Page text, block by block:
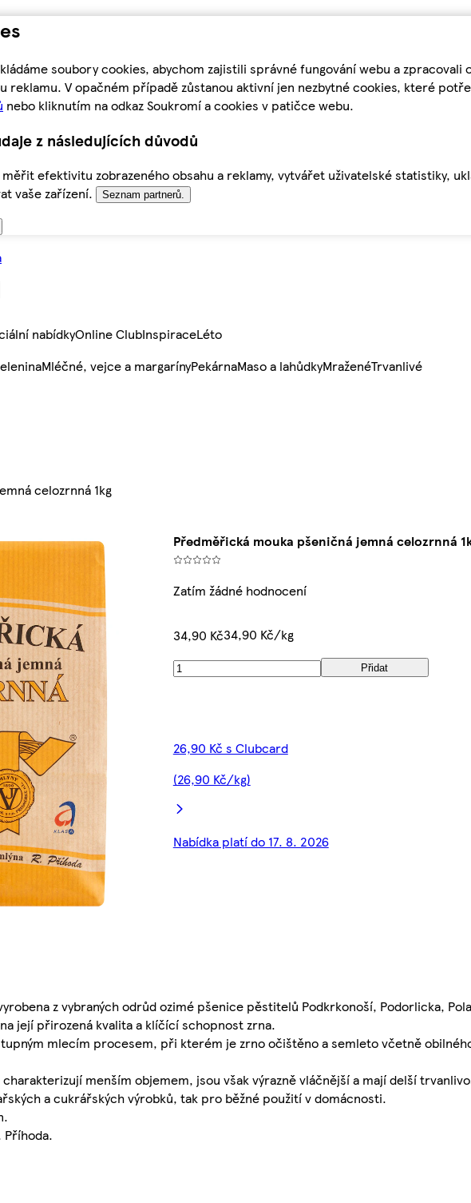
soubory cookies, abychom zajistili správné fungování webu a
reklamu. V opačném případě zůstanou aktivní jen nezbytné cookies, které
nebo kliknutím na odkaz Soukromí a cookies v patičce webu.
z následujících důvodů
efektivitu zobrazeného obsahu a reklamy, vytvářet uživatelské statistiky,
vaše zařízení.
Seznam partnerů.
nabídkyOnline ClubInspiraceLéto
Mléčné, vejce a margarínyPekárnaMaso a lahůdkyMraženéTrvanlivé
celozrnná 1kg
Předměřická mouka pšeničná jemná celozrnná
Zatím žádné hodnocení
34,90 Kč34,90 Kč/kg
Přidat
26,90 Kč s Clubcard
(26,90 Kč/kg)
Nabídka platí do 17. 8. 2026
z vybraných odrůd ozimé pšenice pěstitelů Podkrkonoší, Podorlicka,
její přirozená kvalita a klíčící schopnost zrna.
mlecím procesem, při kterém je zrno očištěno a semleto včetně
menším objemem, jsou však výrazně vláčnější a mají delší
a cukrářských výrobků, tak pro běžné použití v domácnosti.
Příhoda.